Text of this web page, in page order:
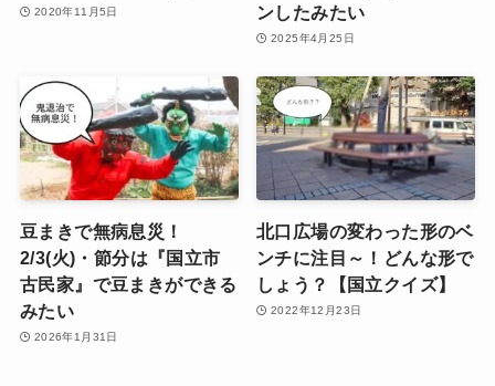
2020年11月5日
ンしたみたい
2025年4月25日
豆まきで無病息災！
2/3(火)・節分は『国立市
古民家』で豆まきができる
みたい
2026年1月31日
北口広場の変わった形のベ
ンチに注目～！どんな形で
しょう？【国立クイズ】
2022年12月23日